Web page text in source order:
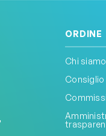
ORDINE
Chi siamo